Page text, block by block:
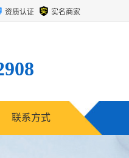
资质认证 实名商家
联系方式